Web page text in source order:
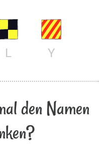
L Y
den Namen